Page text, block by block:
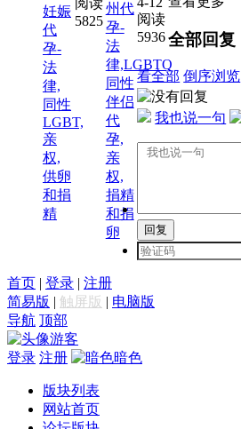
妊娠
代
孕-
法
律,
同性
LGBT,
亲
权,
供卵
和捐
精
5825
州代
孕-
法
律,LGBTQ
同性
伴侣
代
孕,
亲
权,
捐精
和捐
卵
阅读
5936 全部回复
看全部 倒序浏览
我也说一句
首页 | 登录 | 注册
简易版 | 触屏版 | 电脑版
导航 顶部
游客
登录 注册 暗色
版块列表
网站首页